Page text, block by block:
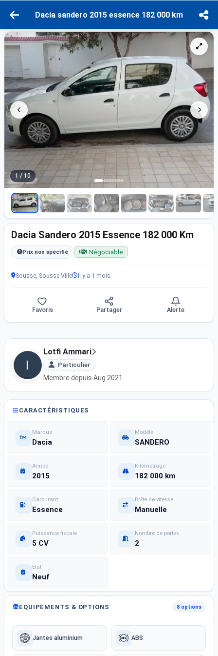
Dacia sandero 2015 essence 182 000 km
1 / 10
Dacia Sandero 2015 Essence 182 000 Km
Prix non spécifié Négociable
Sousse, Sousse Ville Il y a 1 mois
Favoris Partager Alerte
Lotfi Ammari
Particulier
Membre depuis Aug 2021
CARACTÉRISTIQUES
Marque
Dacia
Modèle
SANDERO
Année
2015
Kilométrage
182 000 km
Carburant
Essence
Boîte de vitesse
Manuelle
Puissance fiscale
5 CV
Nombre de portes
2
État
Neuf
ÉQUIPEMENTS & OPTIONS 8 options
Jantes aluminium ABS